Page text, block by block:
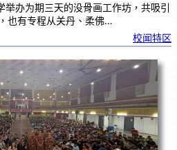
办为期三天的没骨画工作坊，共吸引
也有专程从关丹、柔佛…
校闻特区